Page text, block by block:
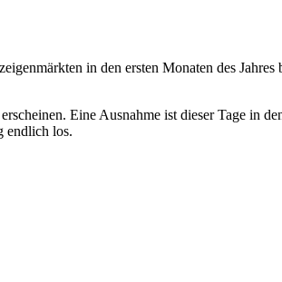
in den ersten Monaten des Jahres
Eine Ausnahme ist dieser Tage in
endlich los.